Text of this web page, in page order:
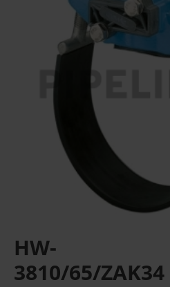
HW-
3810/65/ZAK34